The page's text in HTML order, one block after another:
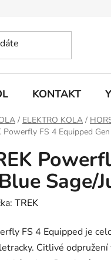
KONTAKT
/ ELEKTRO KOLA /
Powerfly FS 4 Equipped
Sage/
TREK
FS 4 Equipped je
Citlivé